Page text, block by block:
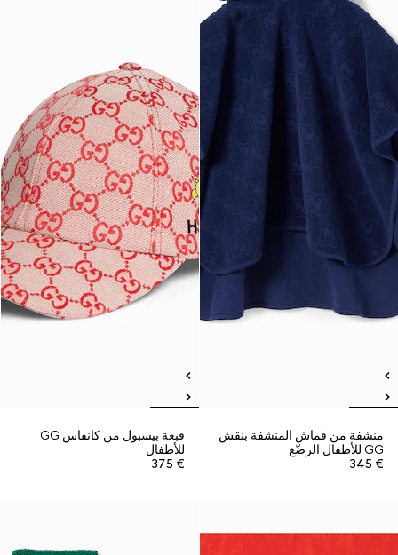
منشفة من قماش المنشفة بنقش
GG للأطفال الرضّع
€ 345
قبعة بيسبول من كانفاس GG
للأطفال
€ 375